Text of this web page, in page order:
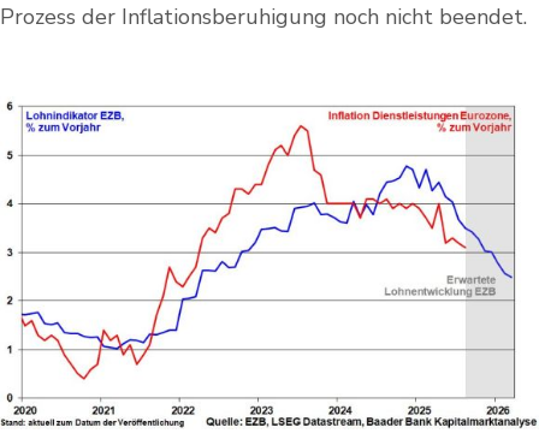
Prozess der Inflationsberuhigung noch nicht beendet.